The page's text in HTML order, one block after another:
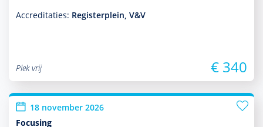
Accreditaties: Registerplein, V&V
Plek vrij € 340
18 november 2026
Focusing